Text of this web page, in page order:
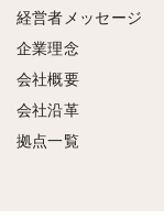
経営者メッセージ
企業理念
会社概要
会社沿革
拠点一覧